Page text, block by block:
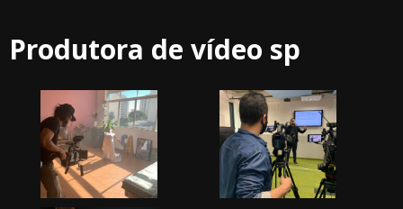
Produtora de vídeo sp